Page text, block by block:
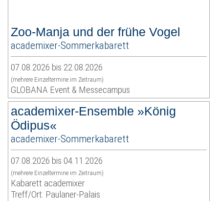
Zoo-Manja und der frühe Vogel
academixer-Sommerkabarett
07.08.2026 bis 22.08.2026
(mehrere Einzeltermine im Zeitraum)
GLOBANA Event & Messecampus
academixer-Ensemble »König
Ödipus«
academixer-Sommerkabarett
07.08.2026 bis 04.11.2026
(mehrere Einzeltermine im Zeitraum)
Kabarett academixer
Treff/Ort: Paulaner-Palais